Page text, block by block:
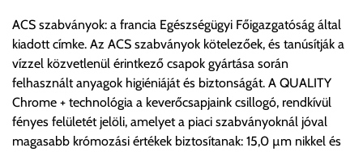
vásárolt árú figyelembevételével az önnek megfelelő szállítási
költséget válassza ki.
Amennyiben nem biztos választásában, vagy a program
automatikusan nem ajánl fel szállítási költséget, úgy válassza
a 0.- forintos szállítást, kollégáink megvizsgálják a vásárolt
termék adatait, majd visszaigazolják a szállítás költségét.
ACS szabványok: a francia Egészségügyi Főigazgatóság által
kiadott címke. Az ACS szabványok kötelezőek, és tanúsítják a
vízzel közvetlenül érintkező csapok gyártása során
felhasznált anyagok higiéniáját és biztonságát. A QUALITY
Chrome + technológia a keverőcsapjaink csillogó, rendkívül
fényes felületét jelöli, amelyet a piaci szabványoknál jóval
magasabb krómozási értékek biztosítanak: 15,0 µm nikkel és